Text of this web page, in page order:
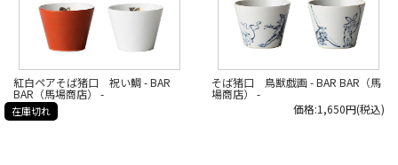
紅白ペアそば猪口 祝い鯛 - BAR
BAR（馬場商店） -
在庫切れ
そば猪口 鳥獣戯画 - BAR BAR（馬
場商店） -
価格:1,650円(税込)